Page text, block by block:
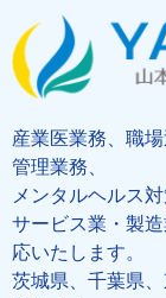
産業医業務、職
管理業務、
メンタルヘルス
サービス業・製
応いたします。
茨城県、千葉県